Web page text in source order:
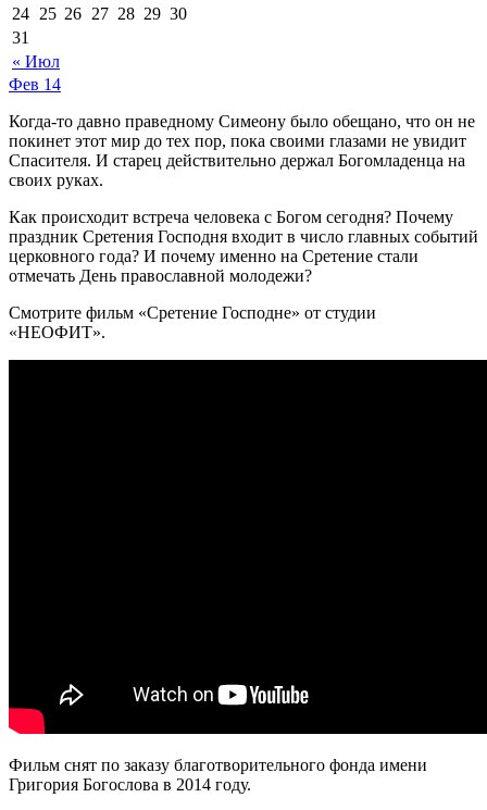
« Июл
24 25 26 27 28 29 30
31
Фев 14
Когда-то давно праведному Симеону было обещано, что он не
покинет этот мир до тех пор, пока своими глазами не увидит
Спасителя. И старец действительно держал Богомладенца на
своих руках.
Как происходит встреча человека с Богом сегодня? Почему
праздник Сретения Господня входит в число главных событий
церковного года? И почему именно на Сретение стали
отмечать День православной молодежи?
Смотрите фильм «Сретение Господне» от студии
«НЕОФИТ».
Фильм снят по заказу благотворительного фонда имени
Григория Богослова в 2014 году.